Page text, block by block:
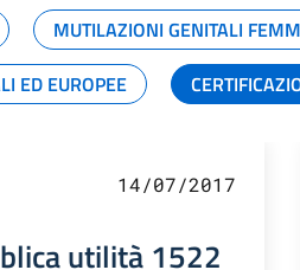
MUTILAZIONI GENITALI
ED EUROPEE
14/07/2017
utilità 1522